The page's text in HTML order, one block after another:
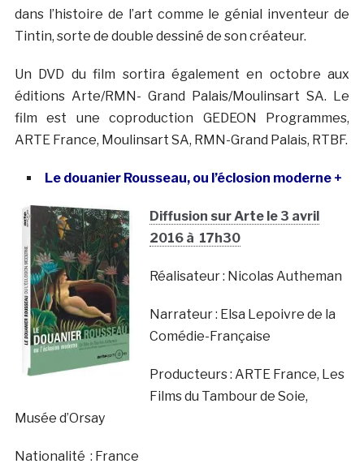
dans l’histoire de l’art comme le génial inventeur de
Tintin, sorte de double dessiné de son créateur.
Un DVD du film sortira également en octobre aux
éditions Arte/RMN- Grand Palais/Moulinsart SA. Le
film est une coproduction GEDEON Programmes,
ARTE France, Moulinsart SA, RMN-Grand Palais, RTBF.
Le douanier Rousseau, ou l’éclosion moderne +
Diffusion sur Arte le 3 avril
2016 à 17h30
Réalisateur : Nicolas Autheman
Narrateur : Elsa Lepoivre de la
Comédie-Française
Producteurs : ARTE France, Les
Films du Tambour de Soie,
Musée d’Orsay
Nationalité : France